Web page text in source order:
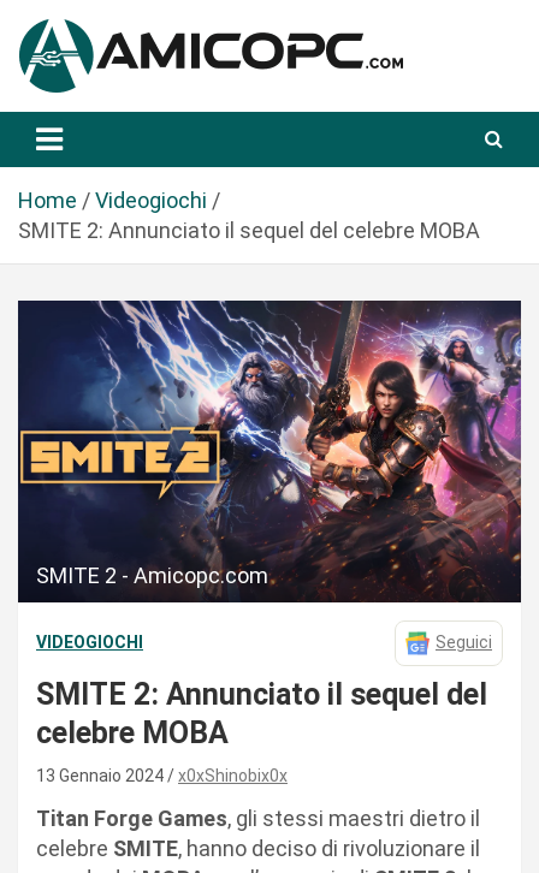
a
Amicopc.com
Home
Videogiochi
SMITE 2: Annunciato il sequel del celebre MOBA
SMITE 2 - Amicopc.com
VIDEOGIOCHI Seguici
SMITE 2: Annunciato il sequel del
celebre MOBA
13 Gennaio 2024 x0xShinobix0x
Titan Forge Games, gli stessi maestri dietro il
celebre SMITE, hanno deciso di rivoluzionare il